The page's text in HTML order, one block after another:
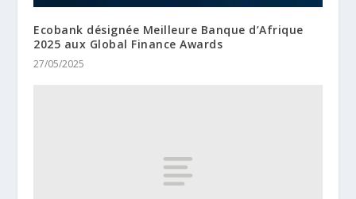
Ecobank désignée Meilleure Banque d’Afrique
2025 aux Global Finance Awards
27/05/2025